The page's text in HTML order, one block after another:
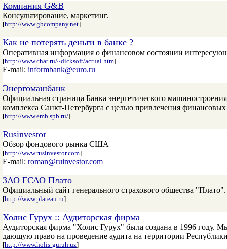
Компания G&B
Консультирование, маркетинг.
[http://www.gbcompany.net]
Как не потерять деньги в банке ?
Оперативная информация о финансовом состоянии
[http://www.chat.ru/~dicksoft/actual.htm]
E-mail: informbank@euro.ru
Энергомашбанк
Официальная страница Банка энергетического
комплекса Санкт-Петербурга с целью привлечения
[http://www.emb.spb.ru/]
Rusinvestor
Обзор фондового рынка США
[http://www.rusinvestor.com]
E-mail: roman@ruinvestor.com
ЗАО ГСАО Плато
Официальный сайт генерального страхового общества
[http://www.plateau.ru]
Холис Гурух :: Аудиторская фирма
Аудиторская фирма "Холис Гурух" была создана в 1996
дающую право на проведение аудита на территории
[http://www.holis-guruh.uz]